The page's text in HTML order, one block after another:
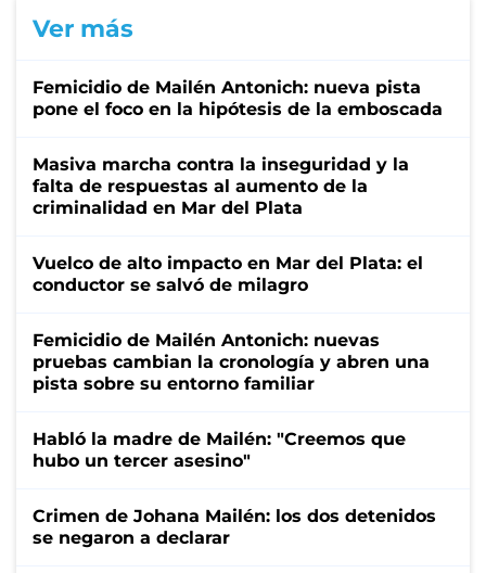
Ver más
Femicidio de Mailén Antonich: nueva pista
pone el foco en la hipótesis de la emboscada
Masiva marcha contra la inseguridad y la
falta de respuestas al aumento de la
criminalidad en Mar del Plata
Vuelco de alto impacto en Mar del Plata: el
conductor se salvó de milagro
Femicidio de Mailén Antonich: nuevas
pruebas cambian la cronología y abren una
pista sobre su entorno familiar
Habló la madre de Mailén: "Creemos que
hubo un tercer asesino"
Crimen de Johana Mailén: los dos detenidos
se negaron a declarar